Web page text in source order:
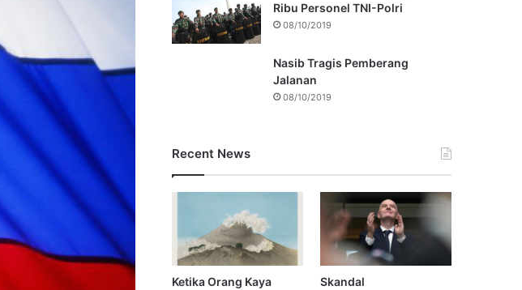
Ribu Personel TNI-Polri
08/10/2019
Nasib Tragis Pemberang
Jalanan
08/10/2019
Recent News
Ketika Orang Kaya
Skandal